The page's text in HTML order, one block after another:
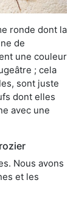
ronde dont la
de
une couleur
; cela
sont juste
dont elles
avec une
Nous avons
et les